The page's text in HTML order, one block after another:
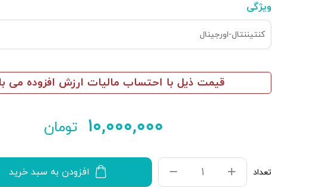
ویژگی
کنتیننتال-اورجینال
قیمت ذیل با احتساب مالیات ارزش افزوده می
۱۰,۰۰۰,۰۰۰ تومان
تعداد افزودن به سبد خرید